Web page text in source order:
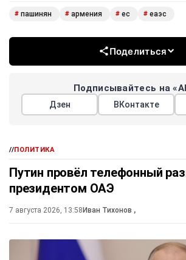
# пашинян # армения # ес # еаэс
Поделиться
Подписывайтесь на
Дзен ВКонтакте
//ПОЛИТИКА
Путин провёл телефонный
президентом ОАЭ
7 августа 2026, 13:58Иван Тихонов ,